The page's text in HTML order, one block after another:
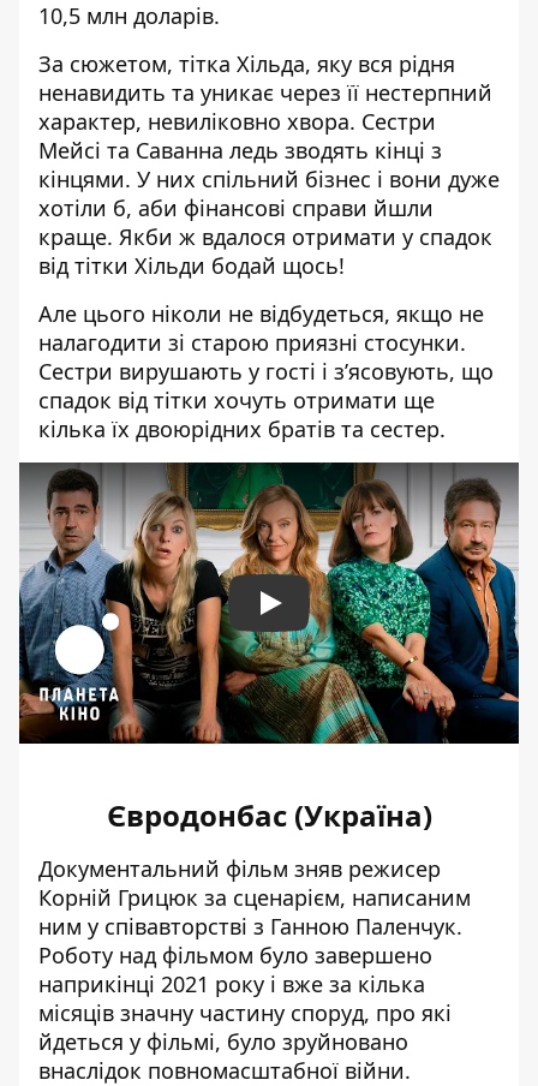
10,5 млн доларів.
За сюжетом, тітка Хільда, яку вся рідня
ненавидить та уникає через її нестерпний
характер, невиліковно хвора. Сестри
Мейсі та Саванна ледь зводять кінці з
кінцями. У них спільний бізнес і вони дуже
хотіли б, аби фінансові справи йшли
краще. Якби ж вдалося отримати у спадок
від тітки Хільди бодай щось!
Але цього ніколи не відбудеться, якщо не
налагодити зі старою приязні стосунки.
Сестри вирушають у гості і з’ясовують, що
спадок від тітки хочуть отримати ще
кілька їх двоюрідних братів та сестер.
Play
Євродонбас (Україна)
Документальний фільм зняв режисер
Корній Грицюк за сценарієм, написаним
ним у співавторстві з Ганною Паленчук.
Роботу над фільмом було завершено
наприкінці 2021 року і вже за кілька
місяців значну частину споруд, про які
йдеться у фільмі, було зруйновано
внаслідок повномасштабної війни.